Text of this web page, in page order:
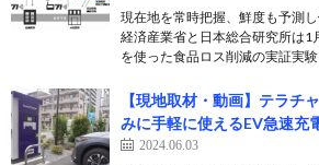
現在地を常時把握、鮮度も予測
経済産業省と日本総合研究所は1
を使った食品ロス削減の実証実
【現地取材・動画】テラチ
みに手軽に使えるEV急速充
2024.06.03